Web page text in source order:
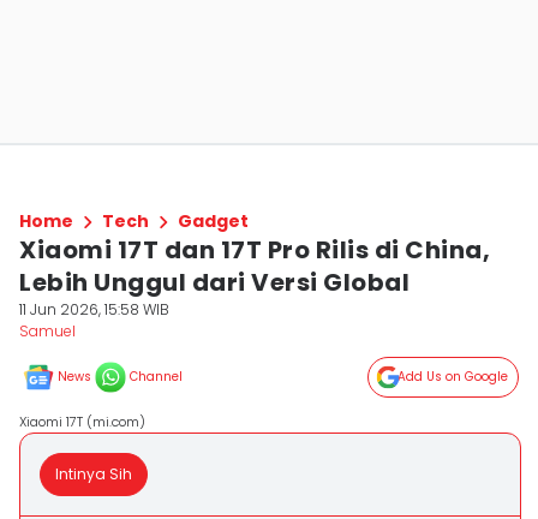
Home Tech Gadget
Xiaomi 17T dan 17T Pro Rilis di China,
Lebih Unggul dari Versi Global
11 Jun 2026, 15:58 WIB
Samuel
News Channel Add Us on Google
Xiaomi 17T (mi.com)
Intinya Sih